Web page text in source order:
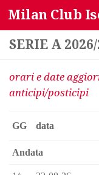
Salta al
Milan Club
SERIE A
orari e date
anticipi/posticipi